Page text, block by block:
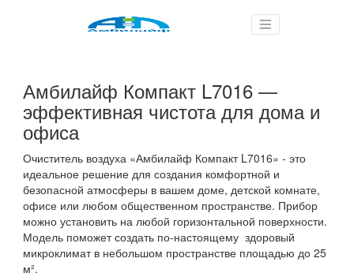
Амбилайф Компакт L7016 —
эффективная чистота для дома и
офиса
Очиститель воздуха «Амбилайф Компакт L7016» - это
идеальное решение для создания комфортной и
безопасной атмосферы в вашем доме, детской комнате,
офисе или любом общественном пространстве. Прибор
можно установить на любой горизонтальной поверхности.
Модель поможет создать по-настоящему здоровый
микроклимат в небольшом пространстве площадью до 25
м².